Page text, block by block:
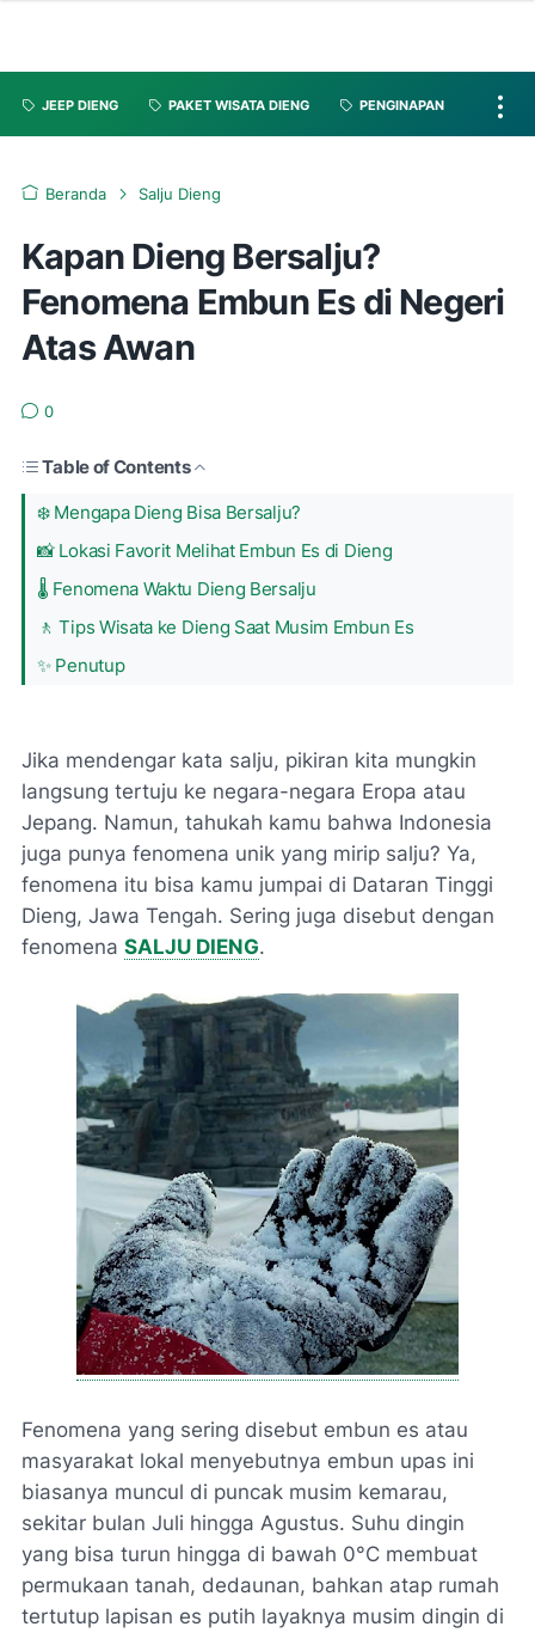
JEEP DIENG PAKET WISATA DIENG PENGINAPAN
Beranda Salju Dieng
Kapan Dieng Bersalju?
Fenomena Embun Es di Negeri
Atas Awan
0
Table of Contents
❄️ Mengapa Dieng Bisa Bersalju?
📸 Lokasi Favorit Melihat Embun Es di Dieng
🌡️ Fenomena Waktu Dieng Bersalju
🚶 Tips Wisata ke Dieng Saat Musim Embun Es
✨ Penutup
Jika mendengar kata salju, pikiran kita mungkin
langsung tertuju ke negara-negara Eropa atau
Jepang. Namun, tahukah kamu bahwa Indonesia
juga punya fenomena unik yang mirip salju? Ya,
fenomena itu bisa kamu jumpai di Dataran Tinggi
Dieng, Jawa Tengah. Sering juga disebut dengan
fenomena SALJU DIENG.
Fenomena yang sering disebut embun es atau
masyarakat lokal menyebutnya embun upas ini
biasanya muncul di puncak musim kemarau,
sekitar bulan Juli hingga Agustus. Suhu dingin
yang bisa turun hingga di bawah 0°C membuat
permukaan tanah, dedaunan, bahkan atap rumah
tertutup lapisan es putih layaknya musim dingin di